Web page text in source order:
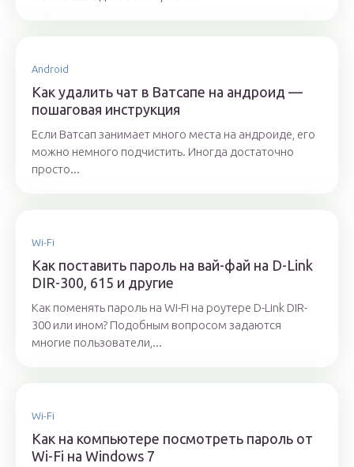
Android
Как удалить чат в Ватсапе на андроид —
пошаговая инструкция
Если Ватсап занимает много места на андроиде, его
можно немного подчистить. Иногда достаточно
просто...
Wi-Fi
Как поставить пароль на вай-фай на D-Link
DIR-300, 615 и другие
Как поменять пароль на Wi-Fi на роутере D-Link DIR-
300 или ином? Подобным вопросом задаются
многие пользователи,...
Wi-Fi
Как на компьютере посмотреть пароль от
Wi-Fi на Windows 7